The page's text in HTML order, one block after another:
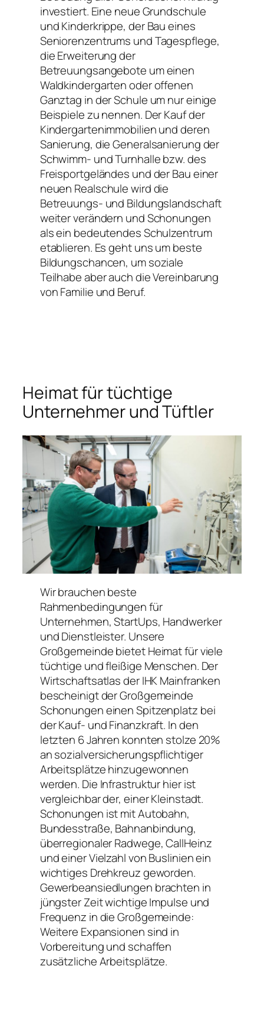
investiert. Eine neue Grundschule
und Kinderkrippe, der Bau eines
Seniorenzentrums und Tagespflege,
die Erweiterung der
Betreuungsangebote um einen
Waldkindergarten oder offenen
Ganztag in der Schule um nur einige
Beispiele zu nennen. Der Kauf der
Kindergartenimmobilien und deren
Sanierung, die Generalsanierung der
Schwimm- und Turnhalle bzw. des
Freisportgeländes und der Bau einer
neuen Realschule wird die
Betreuungs- und Bildungslandschaft
weiter verändern und Schonungen
als ein bedeutendes Schulzentrum
etablieren. Es geht uns um beste
Bildungschancen, um soziale
Teilhabe aber auch die Vereinbarung
von Familie und Beruf.
Heimat für tüchtige
Unternehmer und Tüftler
Wir brauchen beste
Rahmenbedingungen für
Unternehmen, StartUps, Handwerker
und Dienstleister. Unsere
Großgemeinde bietet Heimat für viele
tüchtige und fleißige Menschen. Der
Wirtschaftsatlas der IHK Mainfranken
bescheinigt der Großgemeinde
Schonungen einen Spitzenplatz bei
der Kauf- und Finanzkraft. In den
letzten 6 Jahren konnten stolze 20%
an sozialversicherungspflichtiger
Arbeitsplätze hinzugewonnen
werden. Die Infrastruktur hier ist
vergleichbar der, einer Kleinstadt.
Schonungen ist mit Autobahn,
Bundesstraße, Bahnanbindung,
überregionaler Radwege, CallHeinz
und einer Vielzahl von Buslinien ein
wichtiges Drehkreuz geworden.
Gewerbeansiedlungen brachten in
jüngster Zeit wichtige Impulse und
Frequenz in die Großgemeinde:
Weitere Expansionen sind in
Vorbereitung und schaffen
zusätzliche Arbeitsplätze.